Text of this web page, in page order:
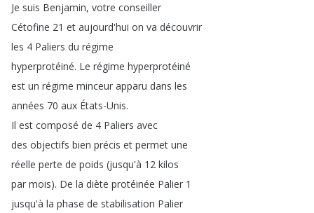
Je suis Benjamin, votre conseiller
Cétofine 21 et aujourd'hui on va découvrir
les 4 Paliers du régime
hyperprotéiné. Le régime hyperprotéiné
est un régime minceur apparu dans les
années 70 aux États-Unis.
Il est composé de 4 Paliers avec
des objectifs bien précis et permet une
réelle perte de poids (jusqu'à 12 kilos
par mois). De la diète protéinée Palier 1
jusqu'à la phase de stabilisation Palier